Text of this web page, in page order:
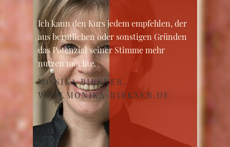
Ich kann den Kurs jedem empfehlen, der
aus beruflichen oder sonstigen Gründen
das Potenzial seiner Stimme mehr
nutzen möchte.
MONIKA BIRKNER,
WWW.MONIKA-BIRKNER.DE